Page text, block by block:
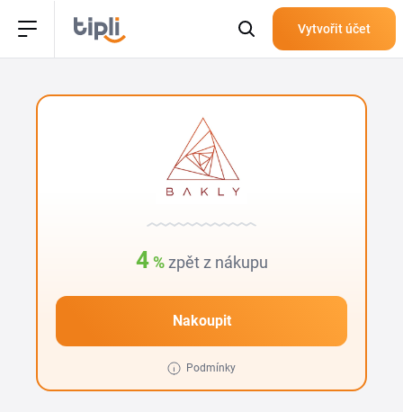
Vytvořit účet
4 % zpět z nákupu
Nakoupit
Podmínky